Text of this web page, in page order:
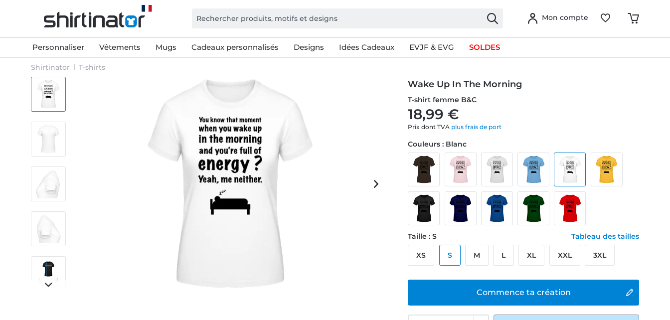
Mon compte
Personnaliser Vêtements Mugs Cadeaux personnalisés Designs Idées Cadeaux EVJF & EVG SOLDES
Shirtinator T-shirts
Wake Up In The Morning
T-shirt femme B&C
18,99 €
Prix dont TVA plus frais de port
Commence ta création
Couleurs : Blanc
Taille : S Tableau des tailles
XS S M L XL XXL 3XL